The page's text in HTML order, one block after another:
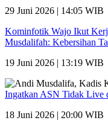
29 Juni 2026 | 14:05 WIB
Kominfotik Wajo Ikut
Musdalifah: Kebersihan
19 Juni 2026 | 13:19 WIB
Ingatkan ASN Tidak Live
18 Juni 2026 | 20:00 WIB